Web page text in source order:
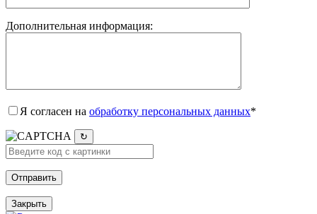
Дополнительная информация:
Я согласен на обработку персональных данных*
↻
Закрыть